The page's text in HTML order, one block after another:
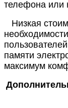
телефона или
Низкая
памяти
максимум